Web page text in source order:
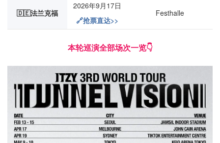
🇩🇪法兰克福
2026年9月17日
🔗抢票直达>>
Festhalle
本轮巡演全部场次一览👇